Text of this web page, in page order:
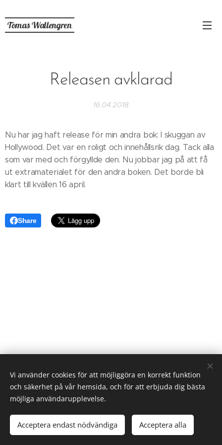
TomasWallengren
Releasen avklarad
16.04.2018
Nu har jag haft release för min andra bok: I skuggan av
Hollywood. Det var en roligt och innehållsrik dag. Tack alla
som var med och förgyllde den. Nu jobbar jag på att få
ut extramaterialet för den andra boken. Det borde bli
klart till kvällen 16 april.
Share
© 2016 Worlds Collide. Alla rättigheter reserverade.
Skapad medWebnode Cookies
Vi använder cookies för att möjliggöra en korrekt funktion
och säkerhet på vår hemsida, och för att erbjuda dig bästa
möjliga användarupplevelse.
Acceptera endast nödvändiga Acceptera alla